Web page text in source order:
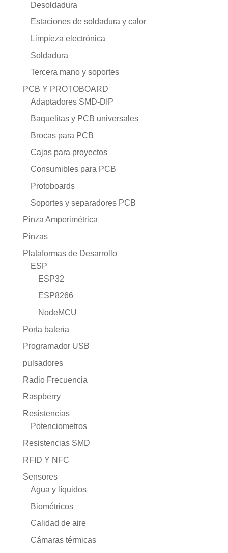
Desoldadura
Estaciones de soldadura y calor
Limpieza electrónica
Soldadura
Tercera mano y soportes
PCB Y PROTOBOARD
Adaptadores SMD-DIP
Baquelitas y PCB universales
Brocas para PCB
Cajas para proyectos
Consumibles para PCB
Protoboards
Soportes y separadores PCB
Pinza Amperimétrica
Pinzas
Plataformas de Desarrollo
ESP
ESP32
ESP8266
NodeMCU
Porta bateria
Programador USB
pulsadores
Radio Frecuencia
Raspberry
Resistencias
Potenciometros
Resistencias SMD
RFID Y NFC
Sensores
Agua y líquidos
Biométricos
Calidad de aire
Cámaras térmicas